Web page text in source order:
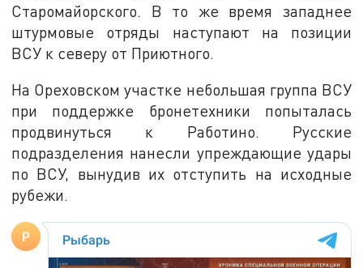
Старомайорского. В то же время западнее
штурмовые отряды наступают на позиции
ВСУ к северу от Приютного.
На Ореховском участке небольшая группа ВСУ
при поддержке бронетехники попыталась
продвинуться к Работино. Русские
подразделения нанесли упреждающие удары
по ВСУ, вынудив их отступить на исходные
рубежи.